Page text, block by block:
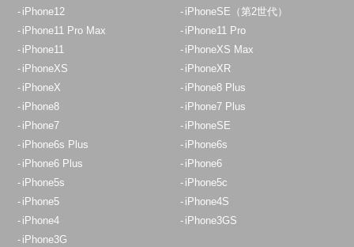
iPhone12
iPhoneSE（第2世代）
iPhone11 Pro Max
iPhone11 Pro
iPhone11
iPhoneXS Max
iPhoneXS
iPhoneXR
iPhoneX
iPhone8 Plus
iPhone8
iPhone7 Plus
iPhone7
iPhoneSE
iPhone6s Plus
iPhone6s
iPhone6 Plus
iPhone6
iPhone5s
iPhone5c
iPhone5
iPhone4S
iPhone4
iPhone3GS
iPhone3G